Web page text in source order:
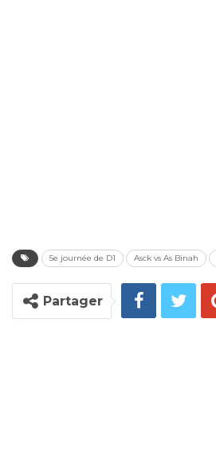
5e journée de D1 Asck vs As Binah
Partager